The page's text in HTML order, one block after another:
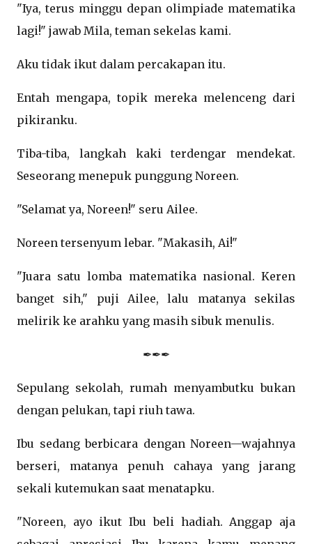
"Iya, terus minggu depan olimpiade matematika
lagi!" jawab Mila, teman sekelas kami.
Aku tidak ikut dalam percakapan itu.
Entah mengapa, topik mereka melenceng dari
pikiranku.
Tiba-tiba, langkah kaki terdengar mendekat.
Seseorang menepuk punggung Noreen.
"Selamat ya, Noreen!" seru Ailee.
Noreen tersenyum lebar. "Makasih, Ai!"
"Juara satu lomba matematika nasional. Keren
banget sih," puji Ailee, lalu matanya sekilas
melirik ke arahku yang masih sibuk menulis.
✒✒✒
Sepulang sekolah, rumah menyambutku bukan
dengan pelukan, tapi riuh tawa.
Ibu sedang berbicara dengan Noreen—wajahnya
berseri, matanya penuh cahaya yang jarang
sekali kutemukan saat menatapku.
"Noreen, ayo ikut Ibu beli hadiah. Anggap aja